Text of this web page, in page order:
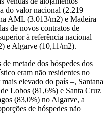
do valor nacional (2.219
AML (3.013/m2) e Madeira
de novos contratos de
à referência nacional
e Algarve (10,11/m2).
metade dos hóspedes dos
eram não residentes no
elevado do país –, Santana
Lobos (81,6%) e Santa Cruz
(83,0%) no Algarve, a
de hóspedes não